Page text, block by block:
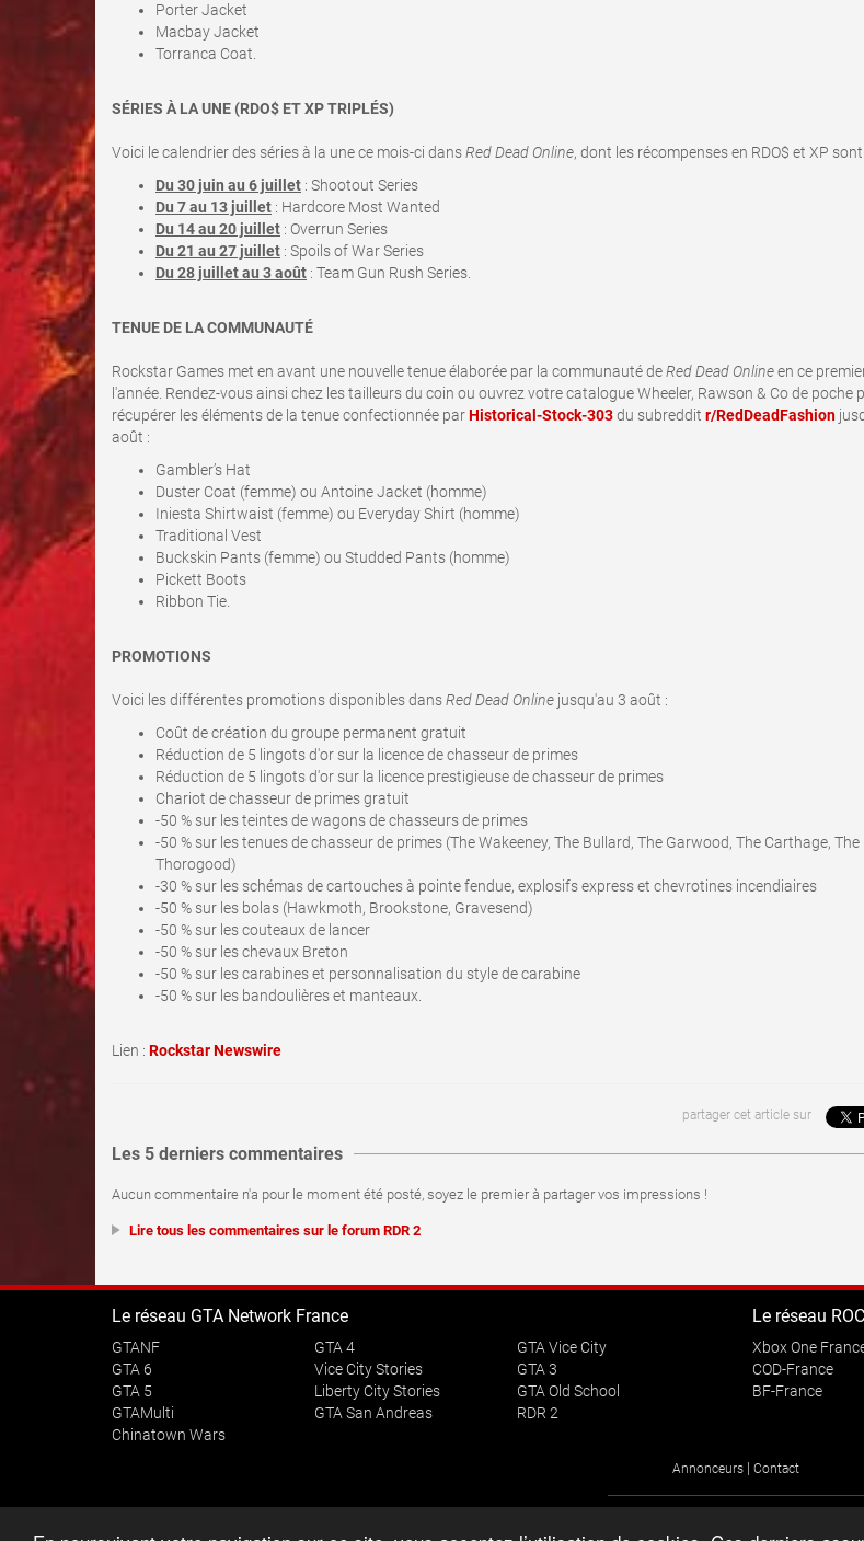
Porter Jacket
Macbay Jacket
Torranca Coat.
SÉRIES À LA UNE (RDO$ ET XP TRIPLÉS)
Voici le calendrier des séries à la une ce mois-ci dansRed Dead Online, dont les récompenses en RDO$ et XP
Du 30 juin au 6 juillet : Shootout Series
Du 7 au 13 juillet : Hardcore Most Wanted
Du 14 au 20 juillet : Overrun Series
Du 21 au 27 juillet : Spoils of War Series
Du 28 juillet au 3 août : Team Gun Rush Series.
TENUE DE LA COMMUNAUTÉ
Rockstar Games met en avant une nouvelle tenue élaborée par la communauté deRed Dead Onlineen ce
l'année. Rendez-vous ainsi chez les tailleurs du coin ou ouvrez votre catalogue Wheeler, Rawson & Co de poche
récupérer les éléments de la tenue confectionnée parHistorical-Stock-303du subreddit r/RedDeadFashion
août :
Gambler’s Hat
Duster Coat (femme) ou Antoine Jacket (homme)
Iniesta Shirtwaist (femme) ou Everyday Shirt (homme)
Traditional Vest
Buckskin Pants (femme) ou Studded Pants (homme)
Pickett Boots
Ribbon Tie.
PROMOTIONS
Voici les différentes promotions disponibles dansRed Dead Online jusqu'au 3 août :
Coût de création du groupe permanent gratuit
Réduction de 5 lingots d'or sur la licence de chasseur de primes
Réduction de 5 lingots d'or sur la licence prestigieuse de chasseur de primes
Chariot de chasseur de primes gratuit
-50 % sur les teintes de wagons de chasseurs de primes
-50 % sur les tenues de chasseur de primes (The Wakeeney, The Bullard, The Garwood, The Carthage, The
Thorogood)
-30 % sur les schémas de cartouches à pointe fendue, explosifs express et chevrotines incendiaires
-50 % sur les bolas (Hawkmoth, Brookstone, Gravesend)
-50 % sur les couteaux de lancer
-50 % sur les chevaux Breton
-50 % sur les carabines et personnalisation du style de carabine
-50 % sur les bandoulières et manteaux.
Lien : Rockstar Newswire
partager cet article sur
Les 5 derniers commentaires
Aucun commentaire n'a pour le moment été posté, soyez le premier à partager vos impressions !
Lire tous les commentaires sur le forum RDR 2
Le réseau GTA Network France
GTANF
GTA 6
GTA 5
GTAMulti
Chinatown Wars
GTA 4
Vice City Stories
Liberty City Stories
GTA San Andreas
GTA Vice City
GTA 3
GTA Old School
RDR 2
Le réseau
Xbox One
COD-France
BF-France
Annonceurs | Contact
Ce site n'entretient aucun contact avec Take-Two ou un autre